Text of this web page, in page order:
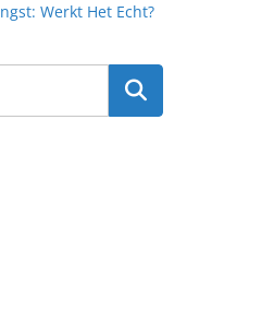
Werkt Het Echt?